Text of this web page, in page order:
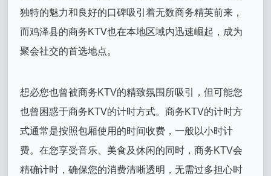
独特的魅力和良好的口碑吸引着无数商务精英前来，
而鸡泽县的商务KTV也在本地区域内迅速崛起，成为
聚会社交的首选地点。
想必您也曾被商务KTV的精致氛围所吸引，但可能您
也曾困惑于商务KTV的计时方式。商务KTV的计时方
式通常是按照包厢使用的时间收费，一般以小时计
费。在您享受音乐、美食及休闲的同时，商务KTV会
精确计时，确保您的消费清晰透明，无需过多担心时